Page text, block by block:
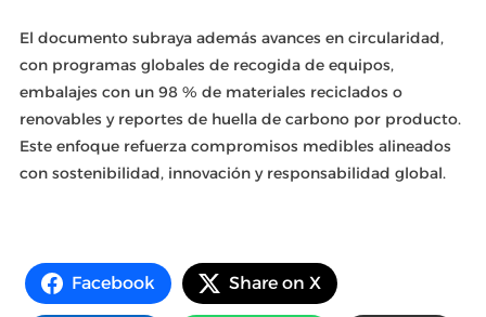
El documento subraya además avances en circularidad,
con programas globales de recogida de equipos,
embalajes con un 98 % de materiales reciclados o
renovables y reportes de huella de carbono por producto.
Este enfoque refuerza compromisos medibles alineados
con sostenibilidad, innovación y responsabilidad global.
Facebook Share on X